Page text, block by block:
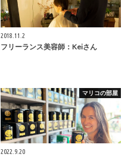
2018.11.2
フリーランス美容師：Keiさん
マリコの部屋
2022.9.20